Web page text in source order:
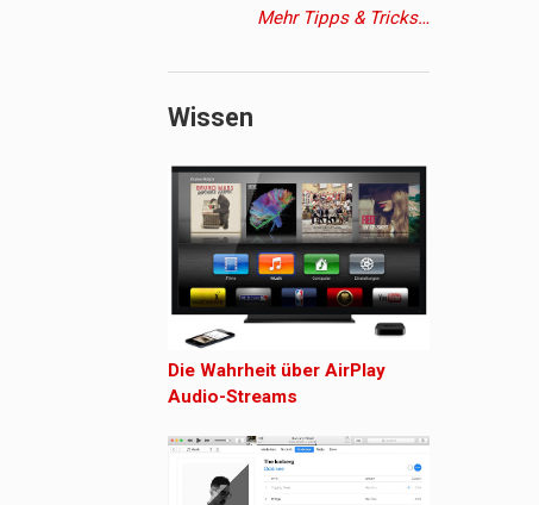
Mehr Tipps & Tricks…
Wissen
Die Wahrheit über AirPlay
Audio-Streams